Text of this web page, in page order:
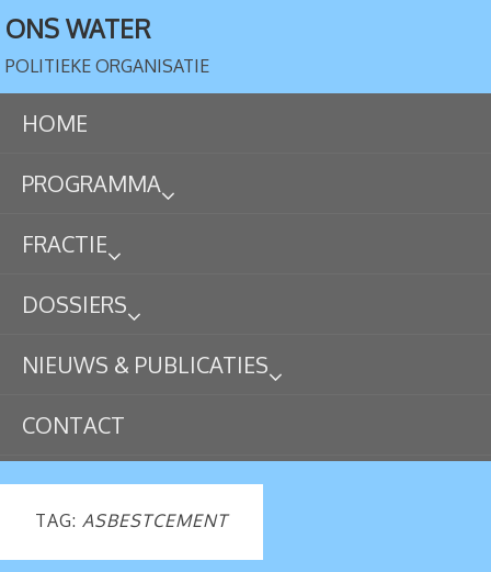
ONS WATER
POLITIEKE ORGANISATIE
HOME
PROGRAMMA
FRACTIE
DOSSIERS
NIEUWS & PUBLICATIES
CONTACT
TAG: ASBESTCEMENT